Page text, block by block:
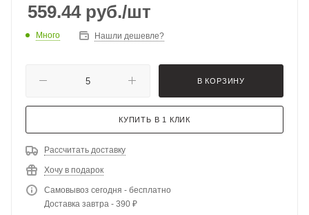
559.44руб./шт
Много Нашли дешевле?
В КОРЗИНУ
КУПИТЬ В 1 КЛИК
Рассчитать доставку
Хочу в подарок
Самовывоз сегодня - бесплатно
Доставка завтра - 390 ₽